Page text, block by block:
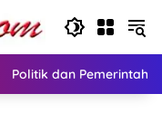
Politik dan